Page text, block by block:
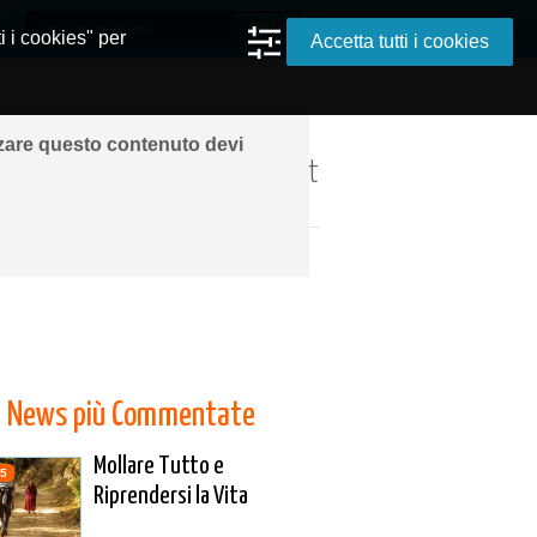
questo contenuto devi
ovunque grazie a Internet
News più Commentate
Mollare Tutto e
Riprendersi la Vita
i cookies" per
Accetta tutti i cookies